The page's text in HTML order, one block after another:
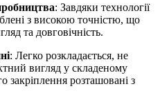
: Завдяки технології
з високою точністю, що
та довговічність.
: Легко розкладається, не
вигляд у складеному
закріплення розташовані з